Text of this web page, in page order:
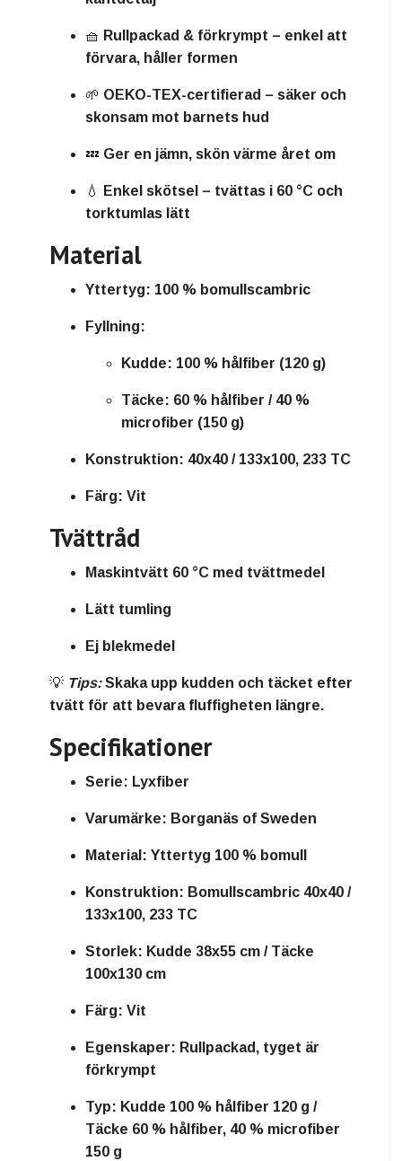
🧺 Rullpackad & förkrympt – enkel att
förvara, håller formen
🌱 OEKO-TEX-certifierad – säker och
skonsam mot barnets hud
💤 Ger en jämn, skön värme året om
💧 Enkel skötsel – tvättas i 60 °C och
torktumlas lätt
Material
Yttertyg: 100 % bomullscambric
Fyllning:
Kudde: 100 % hålfiber (120 g)
Täcke: 60 % hålfiber / 40 %
microfiber (150 g)
Konstruktion: 40x40 / 133x100, 233 TC
Färg: Vit
Tvättråd
Maskintvätt 60 °C med tvättmedel
Lätt tumling
Ej blekmedel
💡 Tips:Skaka upp kudden och täcket efter
tvätt för att bevara fluffigheten längre.
Specifikationer
Serie: Lyxfiber
Varumärke: Borganäs of Sweden
Material: Yttertyg 100 % bomull
Konstruktion: Bomullscambric 40x40 /
133x100, 233 TC
Storlek: Kudde 38x55 cm / Täcke
100x130 cm
Färg: Vit
Egenskaper: Rullpackad, tyget är
förkrympt
Typ: Kudde 100 % hålfiber 120 g /
Täcke 60 % hålfiber, 40 % microfiber
150 g